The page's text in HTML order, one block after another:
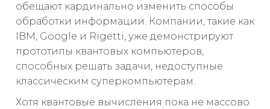
обещают кардинально изменить способы
обработки информации. Компании, такие как
IBM, Google и Rigetti, уже демонстрируют
прототипы квантовых компьютеров,
способных решать задачи, недоступные
классическим суперкомпьютерам.
Хотя квантовые вычисления пока не массово